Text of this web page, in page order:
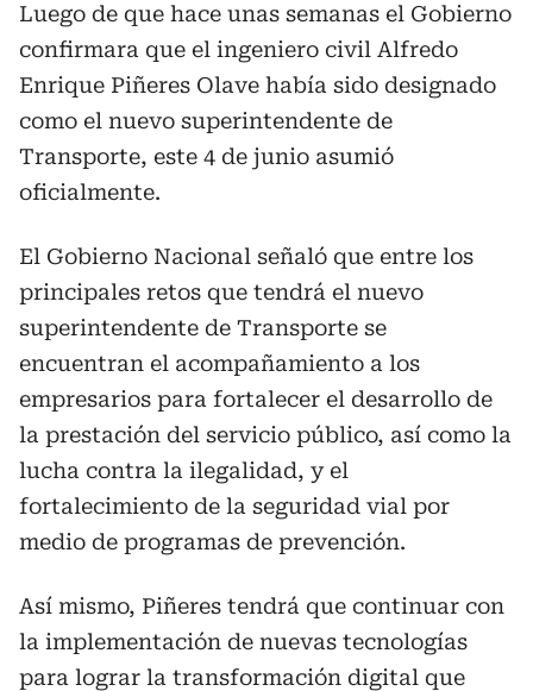
Luego de que hace unas semanas el Gobierno
confirmara que el ingeniero civil Alfredo
Enrique Piñeres Olave había sido designado
como el nuevo superintendente de
Transporte, este 4 de junio asumió
oficialmente.
El Gobierno Nacional señaló que entre los
principales retos que tendrá el nuevo
superintendente de Transporte se
encuentran el acompañamiento a los
empresarios para fortalecer el desarrollo de
la prestación del servicio público, así como la
lucha contra la ilegalidad, y el
fortalecimiento de la seguridad vial por
medio de programas de prevención.
Así mismo, Piñeres tendrá que continuar con
la implementación de nuevas tecnologías
para lograr la transformación digital que